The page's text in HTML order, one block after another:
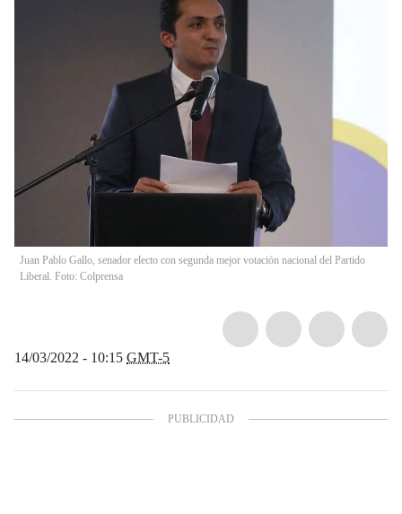
Juan Pablo Gallo, senador electo con segunda mejor votación nacional del Partido
Liberal. Foto: Colprensa
14/03/2022 - 10:15 GMT-5